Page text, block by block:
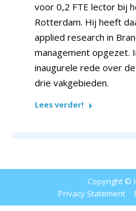
voor 0,2 FTE lector bij
Rotterdam. Hij heeft
applied research in
management opgezet.
inaugurele rede over
drie vakgebieden.
Lees verder!
Copyright ©
Privacy Statement